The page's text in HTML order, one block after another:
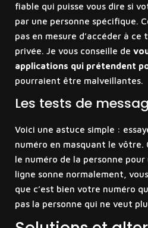
fiable qui puisse vous dire si
par une personne spécifique.
pas en mesure d’accéder à ce
privée. Je vous conseille de
applications qui prétendent
pourraient être malveillantes.
Les tests de
Voici une astuce simple :
numéro en masquant le vôtre.
le numéro de la personne pour
ligne sonne normalement,
que c’est bien votre numéro
pas la personne qui ne veut